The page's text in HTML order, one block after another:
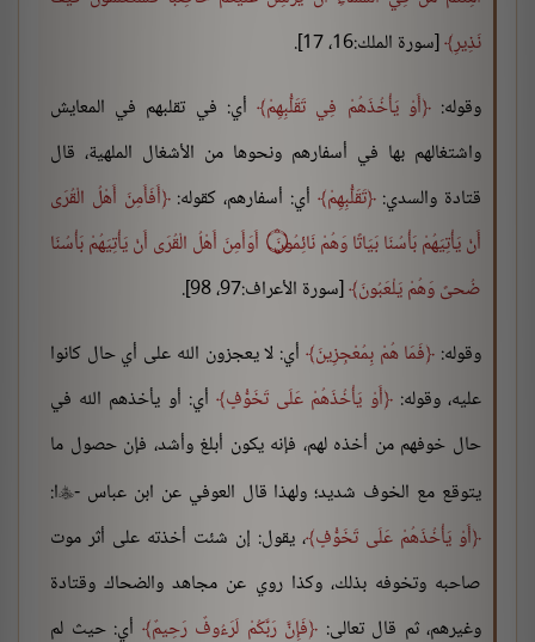
نَذِيرِ [سورة الملك:16، 17].
وقوله: أَوْ يَأْخُذَهُمْ فِي تَقَلُّبِهِمْ أي: في تقلبهم في المعايش
واشتغالهم بها في أسفارهم ونحوها من الأشغال الملهية، قال
قتادة والسدي: تَقَلُّبِهِمْ أي: أسفارهم، كقوله: أَفَأَمِنَ أَهْلُ الْقُرَى
أَنْ يَأْتِيَهُمْ بَأْسُنَا بَيَاتًا وَهُمْ نَائِمُونَ ۝ أَوَأَمِنَ أَهْلُ الْقُرَى أَنْ يَأْتِيَهُمْ بَأْسُنَا
ضُحىً وَهُمْ يَلْعَبُونَ [سورة الأعراف:97، 98].
وقوله: فَمَا هُمْ بِمُعْجِزِينَ أي: لا يعجزون الله على أي حال كانوا
عليه، وقوله: أَوْ يَأْخُذَهُمْ عَلَى تَخَوُّفٍ أي: أو يأخذهم الله في
حال خوفهم من أخذه لهم، فإنه يكون أبلغ وأشد، فإن حصول ما
يتوقع مع الخوف شديد؛ ولهذا قال العوفي عن ابن عباس -ا:
أَوْ يَأْخُذَهُمْ عَلَى تَخَوُّفٍ ، يقول: إن شئت أخذته على أثر موت
صاحبه وتخوفه بذلك، وكذا روي عن مجاهد والضحاك وقتادة
وغيرهم، ثم قال تعالى:
فَإِنَّ رَبَّكُمْ لَرَءُوفٌ رَحِيمٌ
أي: حيث لم